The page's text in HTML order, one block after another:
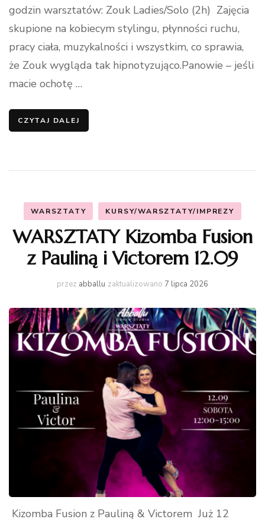
godzin warsztatów: Zouk Ladies/Solo (2h) Zajęcia
skupione na kobiecym stylingu, płynności ruchu,
pracy ciała, muzykalności i wszystkim, co sprawia,
że Zouk wygląda tak hipnotyzująco.Panowie – jeśli
macie ochotę …
CZYTAJ DALEJ
WARSZTATY KURSY/WARSZTATY/IMPREZY
WARSZTATY Kizomba Fusion
z Pauliną i Victorem 12.09
przez abballu zaktualizowano 7 lipca 2026
Kizomba Fusion z Pauliną & Victorem Już 12